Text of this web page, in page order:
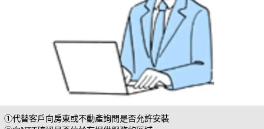
①代替客戶向房東或不動產詢問是否允許安裝